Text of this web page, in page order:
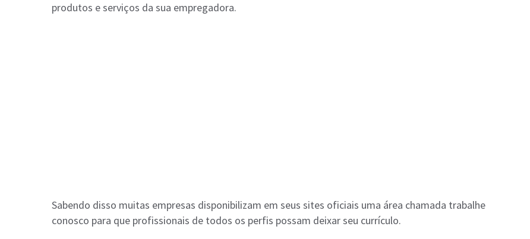
produtos e serviços da sua empregadora.
Sabendo disso muitas empresas disponibilizam em seus sites oficiais uma área chamada trabalhe
conosco para que profissionais de todos os perfis possam deixar seu currículo.